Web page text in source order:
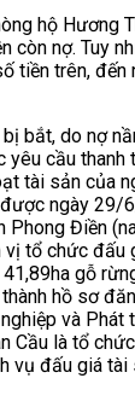
hộ Hương
còn nợ. Tuy
tiền trên,
bắt, do nợ
cầu thanh
tài sản của
ngày 29/
Phong Điền
vị tổ chức
gỗ
thành hồ sơ
và Phát
Cầu là tổ
vụ đấu giá